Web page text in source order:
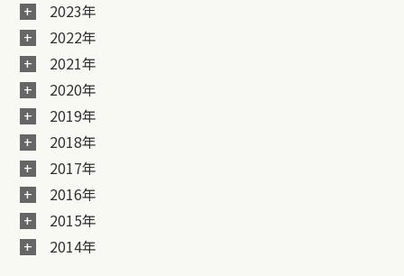
2023年
2022年
2021年
2020年
2019年
2018年
2017年
2016年
2015年
2014年